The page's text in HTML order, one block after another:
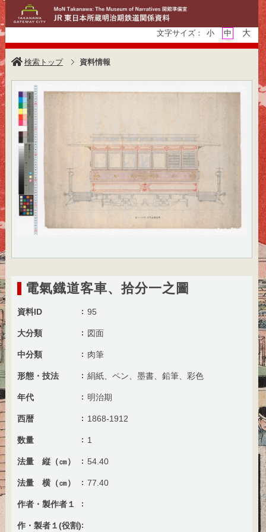
文字サイズ： 小 中 大
検索トップ 資料情報
電氣鐡道客車、拾分一之圖
資料ID 95
大分類 図面
中分類 肉筆
形態・技法 絹紙、ペン、墨書、鉛筆、彩色
年代 明治期
西暦 1868-1912
数量 1
法量 縦（㎝） 54.40
法量 横（㎝） 77.40
作者・製作者１
作・製者１(役割)